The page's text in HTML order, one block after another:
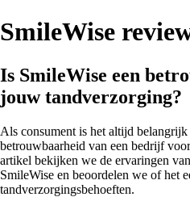
SmileWise
Is SmileWise een
jouw tandverzorging?
Als consument is het altijd
betrouwbaarheid van een bedrijf
artikel bekijken we de ervaringen
SmileWise en beoordelen we of het
tandverzorgingsbehoeften.